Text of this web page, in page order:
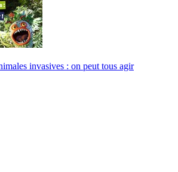
invasives : on peut tous agir